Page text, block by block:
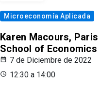
Microeconomía Aplicada
Karen Macours, Paris
School of Economics
7 de Diciembre de 2022
12:30 a 14:00